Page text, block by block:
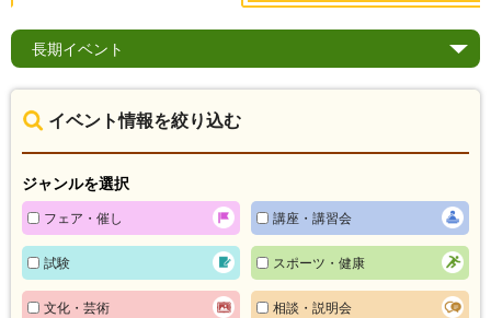
長期イベント
イベント情報を絞り込む
ジャンルを選択
フェア・催し 講座・講習会
試験 スポーツ・健康
文化・芸術 相談・説明会